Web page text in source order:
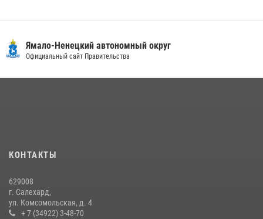
«Каникулы с Росгвардией» продолжаются на Ямале
14 июля 2026, 06:53
Ямало-Ненецкий автономный округ
Официальный сайт Правительства
КОНТАКТЫ
629008
г. Салехард,
ул. Комсомольская, д. 4
+ 7 (34922) 3-48-70